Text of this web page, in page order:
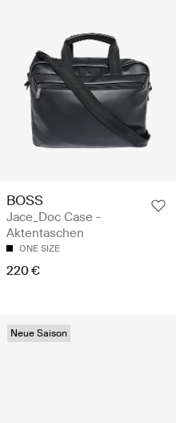
BOSS
Jace_Doc Case -
Aktentaschen
ONE SIZE
220 €
Neue Saison